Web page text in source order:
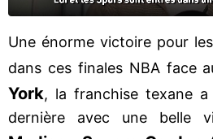
Une énorme victoire pour les
dans ces finales NBA face
York, la franchise texane
dernière avec une belle